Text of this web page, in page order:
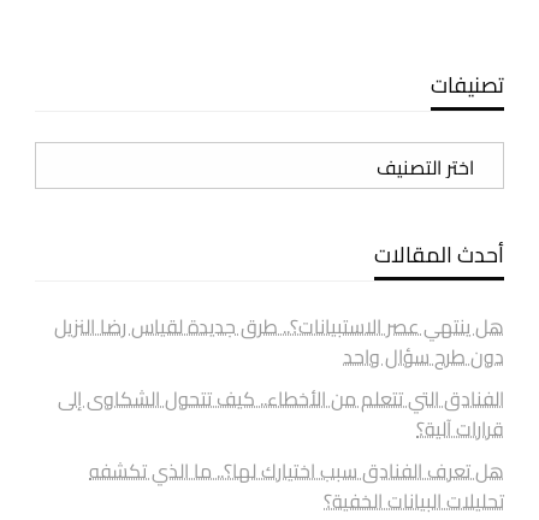
تصنيفات
تصنيفات
أحدث المقالات
هل ينتهي عصر الاستبيانات؟.. طرق جديدة لقياس رضا النزيل
دون طرح سؤال واحد
الفنادق التي تتعلم من الأخطاء.. كيف تتحول الشكاوى إلى
قرارات آلية؟
هل تعرف الفنادق سبب اختيارك لها؟.. ما الذي تكشفه
تحليلات البيانات الخفية؟